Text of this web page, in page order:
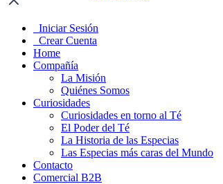
Iniciar Sesión
Crear Cuenta
Home
Compañía
La Misión
Quiénes Somos
Curiosidades
Curiosidades en torno al Té
El Poder del Té
La Historia de las Especias
Las Especias más caras del Mundo
Contacto
Comercial B2B